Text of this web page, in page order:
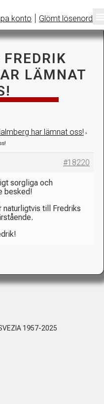
konto Glömt lösenord
LÄMNAT
har lämnat oss! ›
#18220
sorgliga och
besked!
naturligtvis till Fredriks
1957-2025